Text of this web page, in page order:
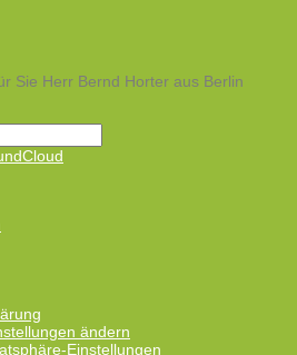
Sie Herr Bernd Horter aus Berlin
ändern
Einstellungen